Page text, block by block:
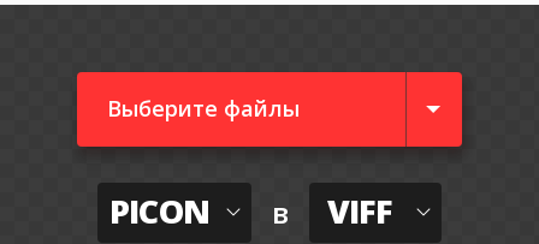
Выберите файлы
PICON в VIFF